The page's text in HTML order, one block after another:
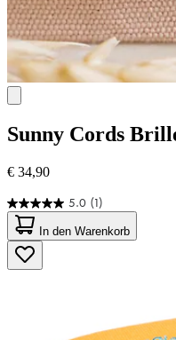
Sunny Cords
€ 34,90
5.0 (1)
5.0
von
5
Sternen.
1
In den Warenkorb